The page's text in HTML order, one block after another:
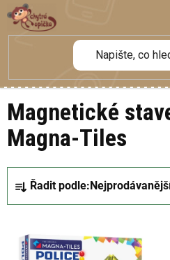
Přejít
na
obsah
Magnetické
Magna-Tiles
z
Řadit podle: